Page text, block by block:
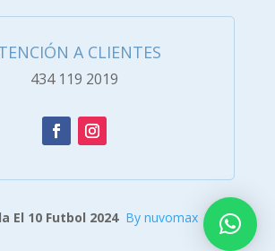
A CLIENTES
434 119 2019
El 10 Futbol 2024 By nuvomax